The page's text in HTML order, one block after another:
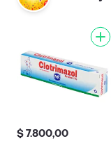
$ 7.800,00